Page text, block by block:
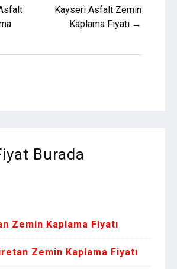
Kayseri Asfalt Zemin
Kaplama Fiyatı →
Burada
Zemin Kaplama Fiyatı
Zemin Kaplama Fiyatı